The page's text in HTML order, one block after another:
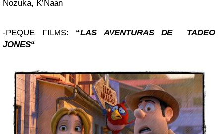
Nozuka, K’Naan
-PEQUE FILMS: “LAS AVENTURAS DE TADEO
JONES“